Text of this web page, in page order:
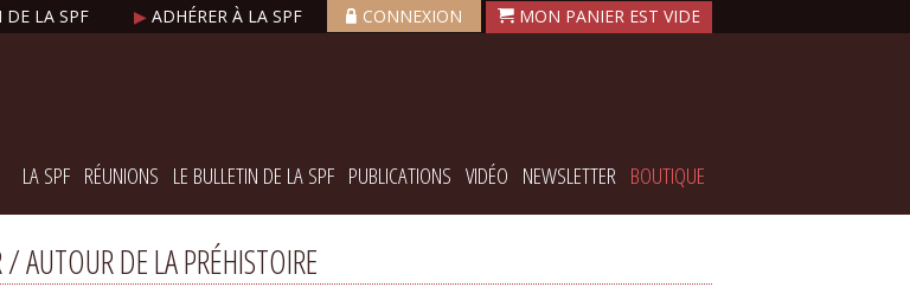
DE LA SPF ▶ ADHÉRER À LA SPF CONNEXION
LA SPF RÉUNIONS LE BULLETIN DE LA SPF PUBLICATIONS VIDÉO NEWSLETTER BOUTIQUE
AUTOUR DE LA PRÉHISTOIRE